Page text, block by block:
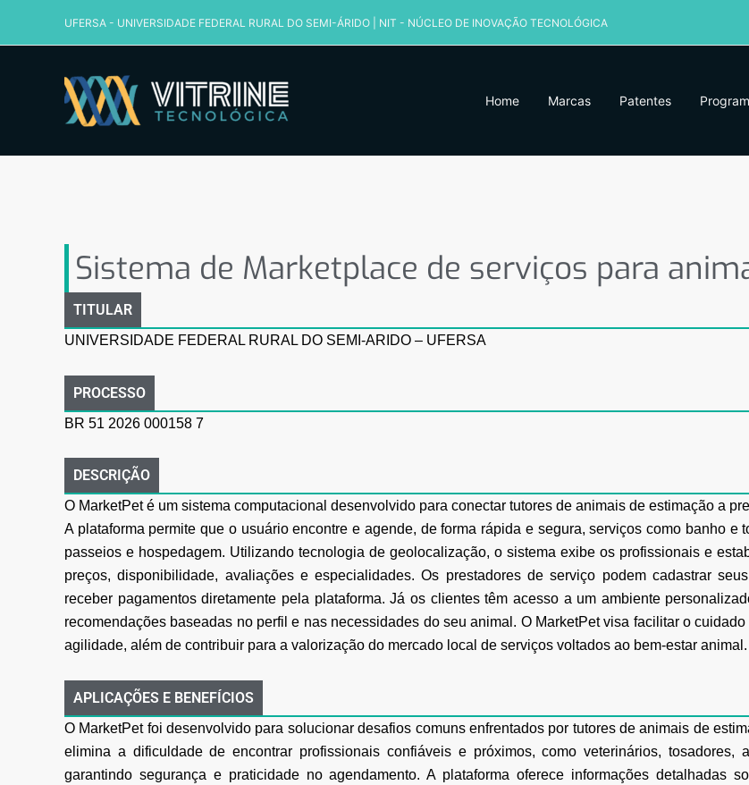
UFERSA - UNIVERSIDADE FEDERAL RURAL DO SEMI-ÁRIDO NIT - NÚCLEO DE INOVAÇÃO TECNOLÓGICA
Home Marcas Patentes
Sistema de Marketplace de serviços para
TITULAR
UNIVERSIDADE FEDERAL RURAL DO SEMI-ARIDO – UFERSA
PROCESSO
BR 51 2026 000158 7
DESCRIÇÃO
O MarketPet é um sistema computacional desenvolvido para conectar tutores de animais de estimação a
A plataforma permite que o usuário encontre e agende, de forma rápida e segura, serviços como banho e
passeios e hospedagem. Utilizando tecnologia de geolocalização, o sistema exibe os profissionais e
preços, disponibilidade, avaliações e especialidades. Os prestadores de serviço podem cadastrar
receber pagamentos diretamente pela plataforma. Já os clientes têm acesso a um ambiente
recomendações baseadas no perfil e nas necessidades do seu animal. O MarketPet visa facilitar o
agilidade, além de contribuir para a valorização do mercado local de serviços voltados ao bem-estar animal.
APLICAÇÕES E BENEFÍCIOS
O MarketPet foi desenvolvido para solucionar desafios comuns enfrentados por tutores de animais de
elimina a dificuldade de encontrar profissionais confiáveis e próximos, como veterinários, tosadores,
garantindo segurança e praticidade no agendamento. A plataforma oferece informações detalhadas